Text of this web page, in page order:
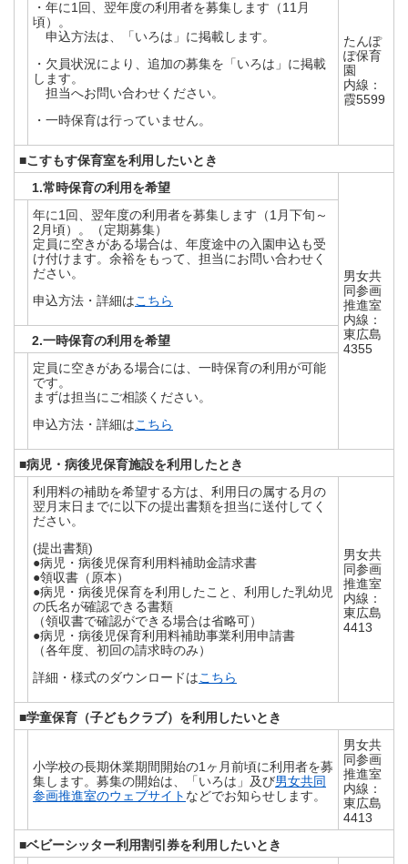
・年に1回、翌年度の利用者を募集します（11月
頃）。
申込方法は、「いろは」に掲載します。
・欠員状況により、追加の募集を「いろは」に掲載
します。
担当へお問い合わせください。
・一時保育は行っていません。
たんぽ
ぽ保育
園
内線：
霞5599
■こすもす保育室を利用したいとき
1.常時保育の利用を希望
男女共
同参画
推進室
内線：
東広島
4355
年に1回、翌年度の利用者を募集します（1月下旬～
2月頃）。（定期募集）
定員に空きがある場合は、年度途中の入園申込も受
け付けます。余裕をもって、担当にお問い合わせく
ださい。
申込方法・詳細はこちら
2.一時保育の利用を希望
定員に空きがある場合には、一時保育の利用が可能
です。
まずは担当にご相談ください。
申込方法・詳細はこちら
■病児・病後児保育施設を利用したとき
利用料の補助を希望する方は、利用日の属する月の
翌月末日までに以下の提出書類を担当に送付してく
ださい。
(提出書類)
●病児・病後児保育利用料補助金請求書
●領収書（原本）
●病児・病後児保育を利用したこと、利用した乳幼児
の氏名が確認できる書類
（領収書で確認ができる場合は省略可）
●病児・病後児保育利用料補助事業利用申請書
（各年度、初回の請求時のみ）
詳細・様式のダウンロードはこちら
男女共
同参画
推進室
内線：
東広島
4413
■学童保育（子どもクラブ）を利用したいとき
小学校の長期休業期間開始の1ヶ月前頃に利用者を募
集します。募集の開始は、「いろは」及び男女共同
参画推進室のウェブサイト などでお知らせします。
男女共
同参画
推進室
内線：
東広島
4413
■ベビーシッター利用割引券を利用したいとき